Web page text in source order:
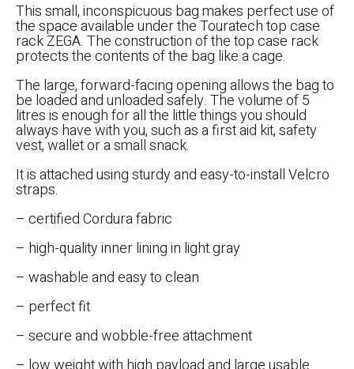
This small, inconspicuous bag makes perfect use of
the space available under the Touratech top case
rack ZEGA. The construction of the top case rack
protects the contents of the bag like a cage.
The large, forward-facing opening allows the bag to
be loaded and unloaded safely. The volume of 5
litres is enough for all the little things you should
always have with you, such as a first aid kit, safety
vest, wallet or a small snack.
It is attached using sturdy and easy-to-install Velcro
straps.
– certified Cordura fabric
– high-quality inner lining in light gray
– washable and easy to clean
– perfect fit
– secure and wobble-free attachment